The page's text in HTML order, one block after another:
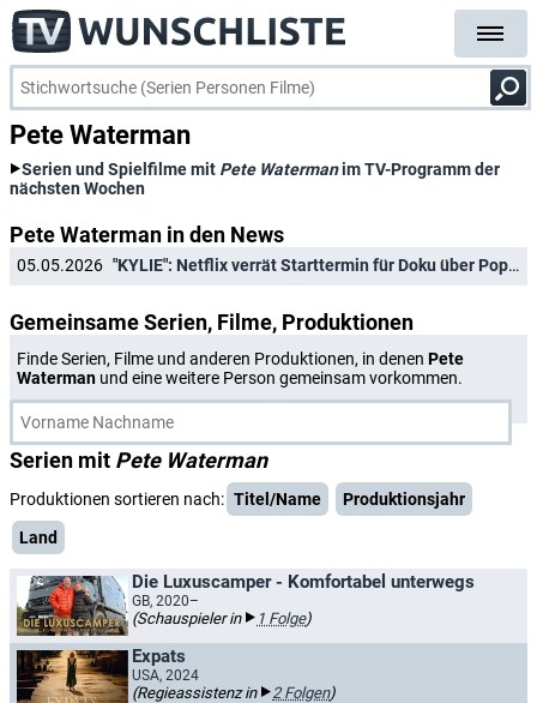
Pete Waterman
Serien und Spielfilme mit Pete Watermanim TV-Programm der
nächsten Wochen
Pete Waterman in den News
05.05.2026 "KYLIE": Netflix verrät Starttermin für Doku über Pop-Ikone Kylie Minogue
Gemeinsame Serien, Filme, Produktionen
Finde Serien, Filme und anderen Produktionen, in denen Pete
Waterman und eine weitere Person gemeinsam vorkommen.
Serien mit Pete Waterman
Produktionen sortieren nach: Titel/Name
Produktionsjahr
Land
Die Luxuscamper - Komfortabel unterwegs
GB, 2020–
(Schauspieler in 1 Folge)
Expats
USA, 2024
(Regieassistenz in 2 Folgen)